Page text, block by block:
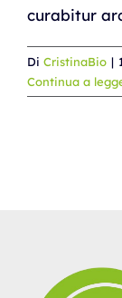
curabitur
Di CristinaBio |
Continua a